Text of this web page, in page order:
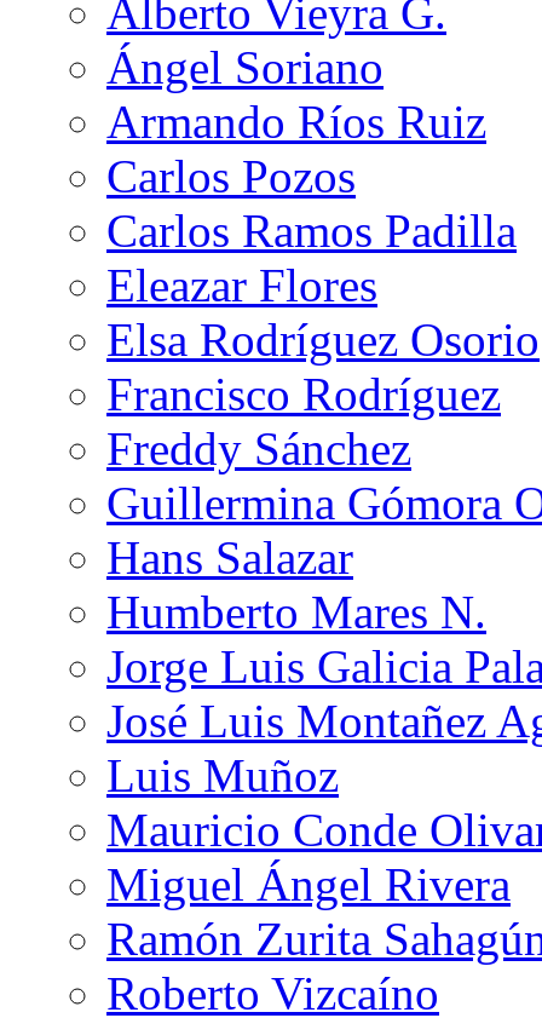
Alberto Vieyra G.
Ángel Soriano
Armando Ríos Ruiz
Carlos Pozos
Carlos Ramos Padilla
Eleazar Flores
Elsa Rodríguez Osorio
Francisco Rodríguez
Freddy Sánchez
Guillermina Gómora
Hans Salazar
Humberto Mares N.
Jorge Luis Galicia
José Luis Montañez
Luis Muñoz
Mauricio Conde
Miguel Ángel Rivera
Ramón Zurita
Roberto Vizcaíno